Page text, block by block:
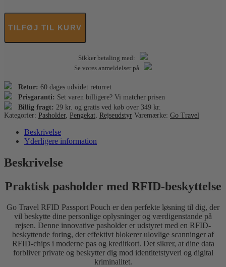
Passport
RFID
Pasholder
TILFØJ TIL KURV
Sikker betaling med:
Se vores anmeldelser på
Retur: 60 dages udvidet returret
Prisgaranti: Set varen billigere? Vi matcher prisen
Billig fragt: 29 kr. og gratis ved køb over 349 kr.
Kategorier: Pasholder, Pengekat Rejseudstyr Varemærke: Go Travel
Beskrivelse
Yderligere information
Beskrivelse
Praktisk pasholder med RFID-beskyttelse
Go Travel RFID Passport Pouch er den perfekte løsning til dig, der
vil beskytte dine personlige oplysninger og værdigenstande på
rejsen. Denne innovative pasholder er udstyret med en RFID-
beskyttende foring, der effektivt blokerer ulovlige scanninger af
RFID-chips i moderne pas og kreditkort. Det sikrer, at dine data
forbliver private og beskytter dig mod identitetstyveri og digital
kriminalitet.